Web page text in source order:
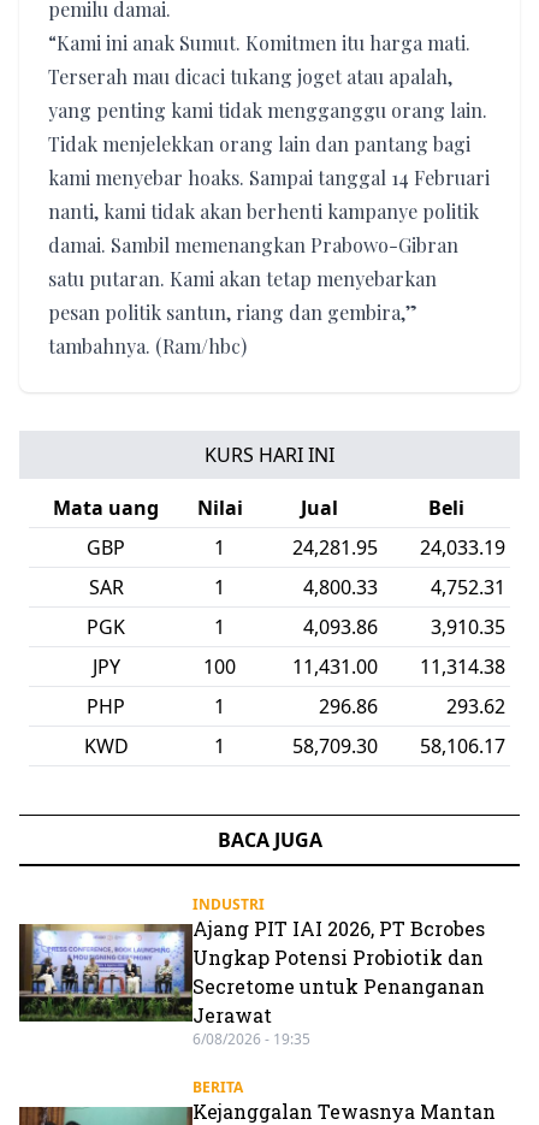
pemilu damai.
“Kami ini anak Sumut. Komitmen itu harga mati.
Terserah mau dicaci tukang joget atau apalah,
yang penting kami tidak mengganggu orang lain.
Tidak menjelekkan orang lain dan pantang bagi
kami menyebar hoaks. Sampai tanggal 14 Februari
nanti, kami tidak akan berhenti kampanye politik
damai. Sambil memenangkan Prabowo-Gibran
satu putaran. Kami akan tetap menyebarkan
pesan politik santun, riang dan gembira,”
tambahnya. (Ram/hbc)
KURS HARI INI
Mata uang
Nilai Jual
Beli
GBP
1 24,281.95
24,033.19
SAR
1 4,800.33
4,752.31
PGK
1 4,093.86
3,910.35
JPY
100 11,431.00
11,314.38
PHP
1 296.86
293.62
KWD
1 58,709.30 58,106.17
BACA JUGA
INDUSTRI
Ajang PIT IAI 2026, PT Bcrobes
Ungkap Potensi Probiotik dan
Secretome untuk Penanganan
Jerawat
6/08/2026 - 19:35
BERITA
Kejanggalan Tewasnya Mantan